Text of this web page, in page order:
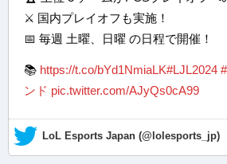
⚔️ 国内プレイオフも実施！
📅 毎週 土曜、日曜 の日程で開催！
📚 https://t.co/bYd1NmiaLK#LJL2024
ンド pic.twitter.com/AJyQs0cA99
— LoL Esports Japan (@lolesports_jp)